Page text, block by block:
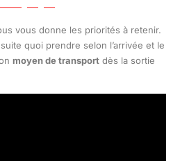
vous donne les priorités à retenir.
quoi prendre selon l’arrivée et le
moyen de transport dès la sortie